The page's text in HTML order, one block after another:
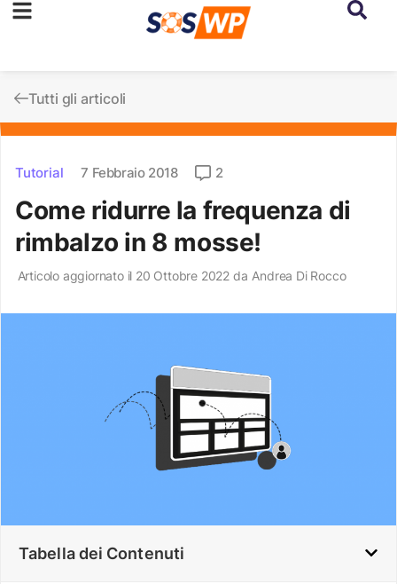
Tutti gli articoli
Tutorial 7 Febbraio 2018 2
Come ridurre la frequenza di
rimbalzo in 8 mosse!
Articolo aggiornato il 20 Ottobre 2022 da Andrea Di Rocco
Tabella dei Contenuti